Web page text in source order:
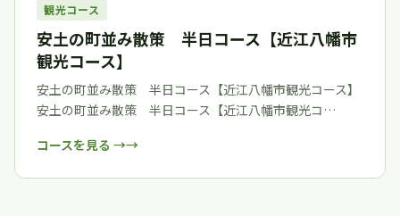
観光コース
安土の町並み散策 半日コース【近江八幡市
観光コース】
安土の町並み散策 半日コース【近江八幡市観光コース】
安土の町並み散策 半日コース【近江八幡市観光コ…
コースを見る →